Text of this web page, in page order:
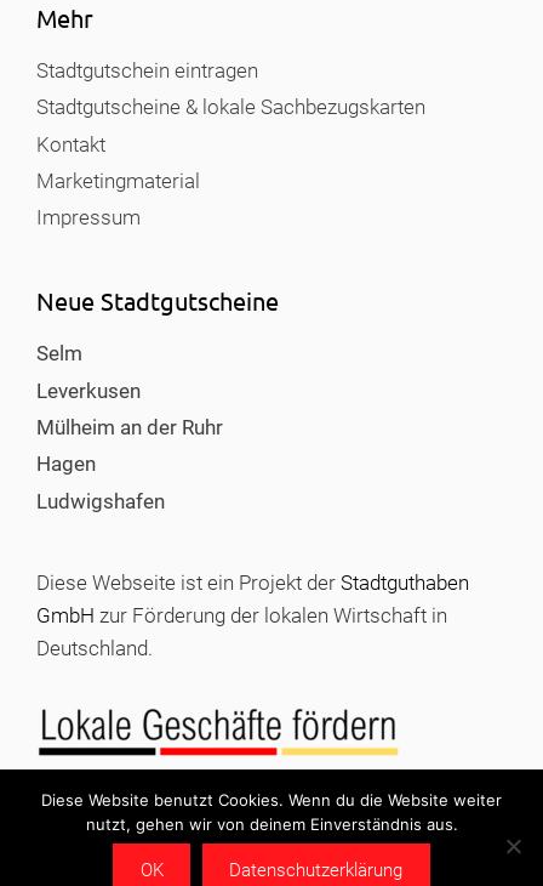
Mehr
Stadtgutschein eintragen
Stadtgutscheine & lokale Sachbezugskarten
Kontakt
Marketingmaterial
Impressum
Neue Stadtgutscheine
Selm
Leverkusen
Mülheim an der Ruhr
Hagen
Ludwigshafen
Diese Webseite ist ein Projekt der Stadtguthaben
GmbH zur Förderung der lokalen Wirtschaft in
Deutschland.
© 2026 Stadtgutschein kaufen |Impressum|Datenschutz
Stadtguthaben GmbH
Diese Website benutzt Cookies. Wenn du die Website weiter
nutzt, gehen wir von deinem Einverständnis aus.
OK Datenschutzerklärung